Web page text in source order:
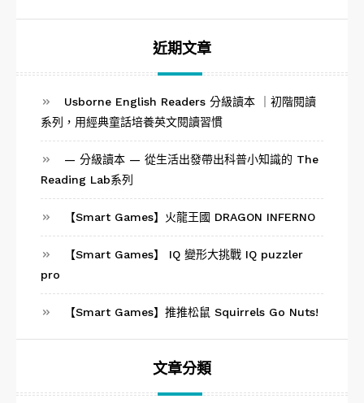
近期文章
Usborne English Readers 分級讀本 ｜初階閱讀
系列，用經典童話培養英文閱讀習慣
— 分級讀本 — 從生活出發帶出科普小知識的 The
Reading Lab系列
【Smart Games】火龍王國 DRAGON INFERNO
【Smart Games】 IQ 變形大挑戰 IQ puzzler
pro
【Smart Games】推推松鼠 Squirrels Go Nuts!
文章分類